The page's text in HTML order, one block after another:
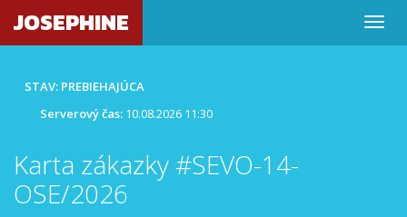
JOSEPHINE
STAV: PREBIEHAJÚCA
Serverový čas: 10.08.2026 11:30
Karta zákazky #SEVO-14-
OSE/2026